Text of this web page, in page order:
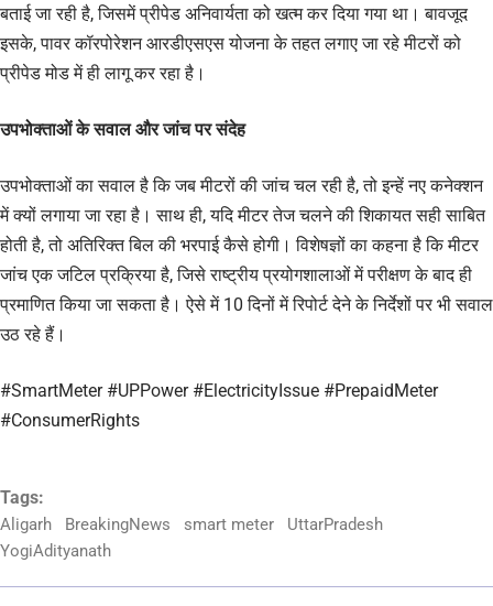
बताई जा रही है, जिसमें प्रीपेड अनिवार्यता को खत्म कर दिया गया था। बावजूद
इसके, पावर कॉरपोरेशन आरडीएसएस योजना के तहत लगाए जा रहे मीटरों को
प्रीपेड मोड में ही लागू कर रहा है।
उपभोक्ताओं के सवाल और जांच पर संदेह
उपभोक्ताओं का सवाल है कि जब मीटरों की जांच चल रही है, तो इन्हें नए कनेक्शन
में क्यों लगाया जा रहा है। साथ ही, यदि मीटर तेज चलने की शिकायत सही साबित
होती है, तो अतिरिक्त बिल की भरपाई कैसे होगी। विशेषज्ञों का कहना है कि मीटर
जांच एक जटिल प्रक्रिया है, जिसे राष्ट्रीय प्रयोगशालाओं में परीक्षण के बाद ही
प्रमाणित किया जा सकता है। ऐसे में 10 दिनों में रिपोर्ट देने के निर्देशों पर भी सवाल
उठ रहे हैं।
#SmartMeter #UPPower #ElectricityIssue #PrepaidMeter
#ConsumerRights
Tags:
Aligarh BreakingNews smart meter
UttarPradesh
YogiAdityanath